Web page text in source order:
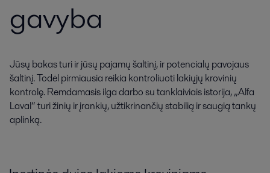
gavyba
Jūsų bakas turi ir jūsų pajamų šaltinį, ir potencialų pavojaus
šaltinį. Todėl pirmiausia reikia kontroliuoti lakiųjų krovinių
kontrolę. Remdamasis ilga darbo su tanklaiviais istorija, „Alfa
Laval“ turi žinių ir įrankių, užtikrinančių stabilią ir saugią tankų
aplinką.